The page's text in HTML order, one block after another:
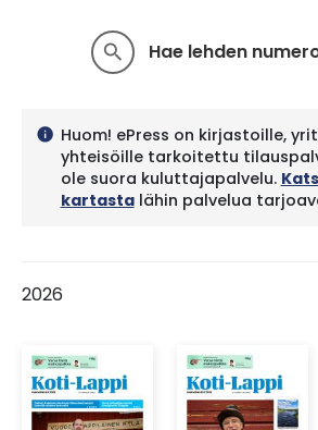
search Hae lehden
info Huom! ePress on kirjastoille,
yhteisöille tarkoitettu
ole suora kuluttajapalvelu.
kartastalähin palvelua
2026